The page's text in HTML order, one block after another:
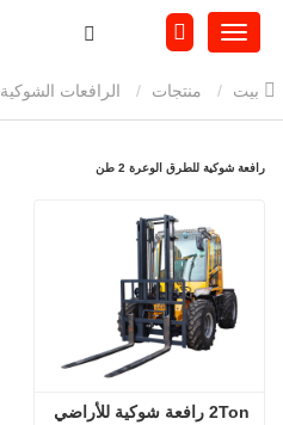
منتجات الرافعات الشوكية
رافعة شوكية للطرق الوعرة 2 طن